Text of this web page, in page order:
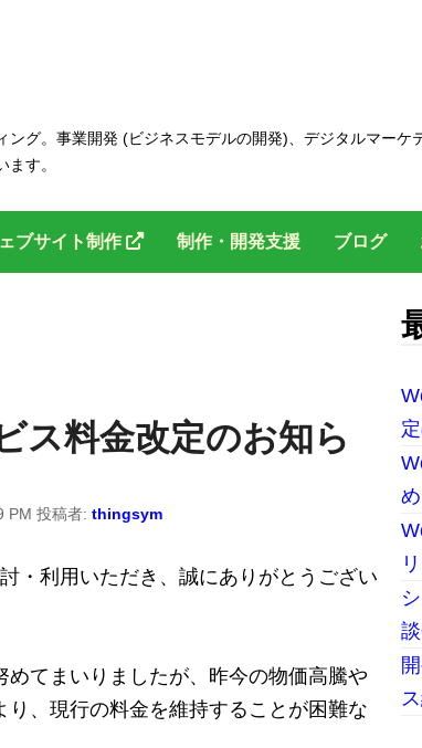
グ。事業開発 (ビジネスモデルの開発)、デジタルマーケ
す。
ブサイト制作 制作・開発支援 ブログ
ス料金改定のお知ら
PM 投稿者: thingsym
・利用いただき、誠にありがとうござい
てまいりましたが、昨今の物価高騰や
、現行の料金を維持することが困難な